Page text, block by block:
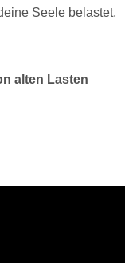
Seele belastet,
alten Lasten